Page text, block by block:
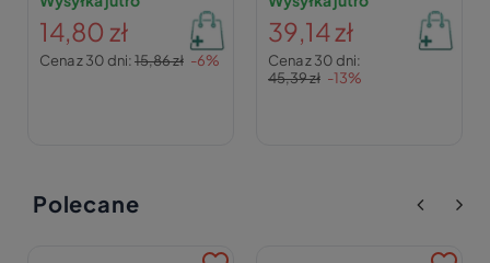
14,80 zł
Cena z 30 dni:15,86 zł -6%
39,14 zł
Cena z 30 dni:
45,39 zł -13%
Polecane